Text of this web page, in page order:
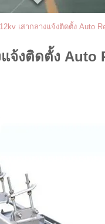
เสากลางแจ้งติดตั้ง Auto
แจ้งติดตั้ง Auto